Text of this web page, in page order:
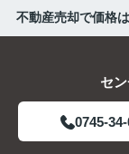
不動産売却で価格
セ
0745-